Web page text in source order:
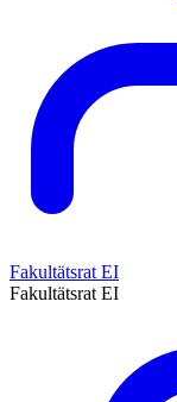
Fakultätsrat EI
Fakultätsrat EI